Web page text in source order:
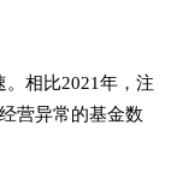
相比2021年，注
营异常的基金数